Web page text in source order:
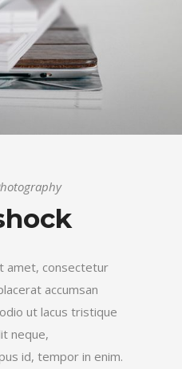
amet, consectetur
accumsan
ut lacus tristique
neque,
id, tempor in enim.